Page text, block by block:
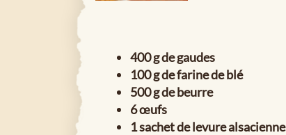
400 g de gaudes
100 g de farine de blé
500 g de beurre
6 œufs
1 sachet de levure alsacienne